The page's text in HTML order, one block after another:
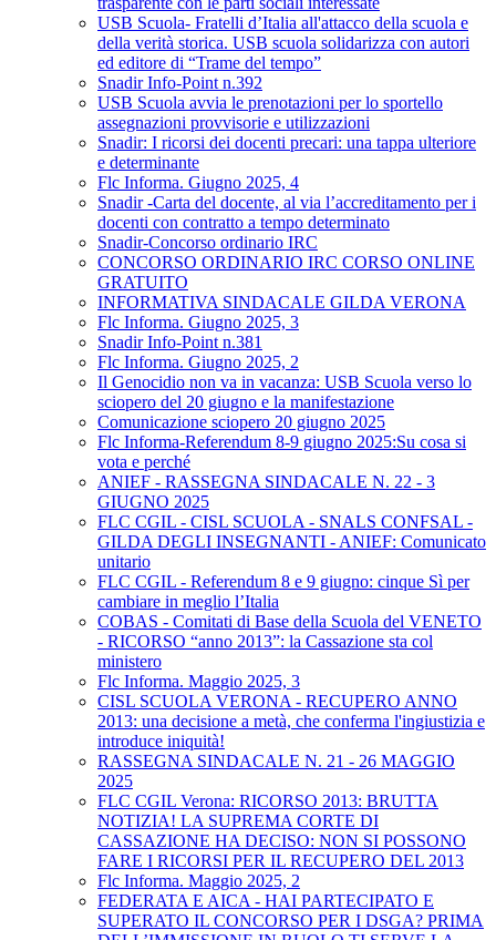
USB Scuola- Fratelli d’Italia all'attacco della scuola e
della verità storica. USB scuola solidarizza con autori
ed editore di “Trame del tempo”
Snadir Info-Point n.392
USB Scuola avvia le prenotazioni per lo sportello
assegnazioni provvisorie e utilizzazioni
Snadir: I ricorsi dei docenti precari: una tappa ulteriore
e determinante
Flc Informa. Giugno 2025, 4
Snadir -Carta del docente, al via l’accreditamento per i
docenti con contratto a tempo determinato
Snadir-Concorso ordinario IRC
CONCORSO ORDINARIO IRC CORSO ONLINE
GRATUITO
INFORMATIVA SINDACALE GILDA VERONA
Flc Informa. Giugno 2025, 3
Snadir Info-Point n.381
Flc Informa. Giugno 2025, 2
Il Genocidio non va in vacanza: USB Scuola verso lo
sciopero del 20 giugno e la manifestazione
Comunicazione sciopero 20 giugno 2025
Flc Informa-Referendum 8-9 giugno 2025:Su cosa si
vota e perché
ANIEF - RASSEGNA SINDACALE N. 22 - 3
GIUGNO 2025
FLC CGIL - CISL SCUOLA - SNALS CONFSAL -
GILDA DEGLI INSEGNANTI - ANIEF: Comunicato
unitario
FLC CGIL - Referendum 8 e 9 giugno: cinque Sì per
cambiare in meglio l’Italia
COBAS - Comitati di Base della Scuola del VENETO
- RICORSO “anno 2013”: la Cassazione sta col
ministero
Flc Informa. Maggio 2025, 3
CISL SCUOLA VERONA - RECUPERO ANNO
2013: una decisione a metà, che conferma l'ingiustizia e
introduce iniquità!
RASSEGNA SINDACALE N. 21 - 26 MAGGIO
2025
FLC CGIL Verona: RICORSO 2013: BRUTTA
NOTIZIA! LA SUPREMA CORTE DI
CASSAZIONE HA DECISO: NON SI POSSONO
FARE I RICORSI PER IL RECUPERO DEL 2013
Flc Informa. Maggio 2025, 2
FEDERATA E AICA - HAI PARTECIPATO E
SUPERATO IL CONCORSO PER I DSGA? PRIMA